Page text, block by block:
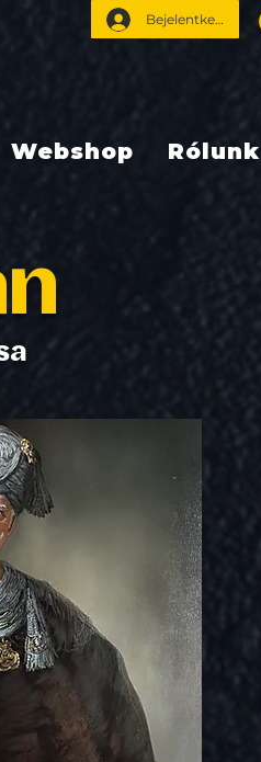
Bejelentkezés
Webshop Rólunk